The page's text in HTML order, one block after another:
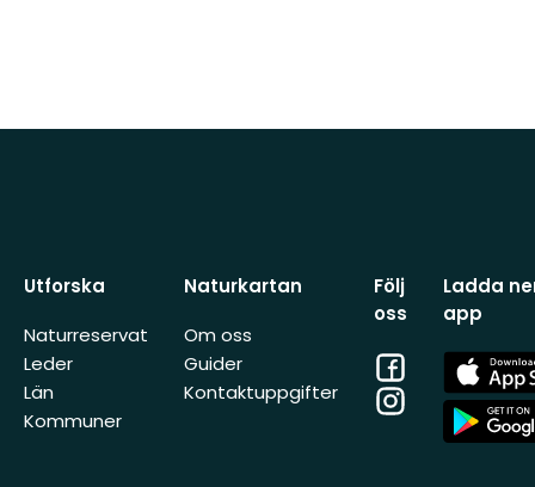
Utforska
Naturreservat
Leder
Län
Kommuner
Naturkartan
Om oss
Guider
Kontaktuppgifter
Följ
oss
Facebook
Instagram
Ladda
app
App
Store
App
Store